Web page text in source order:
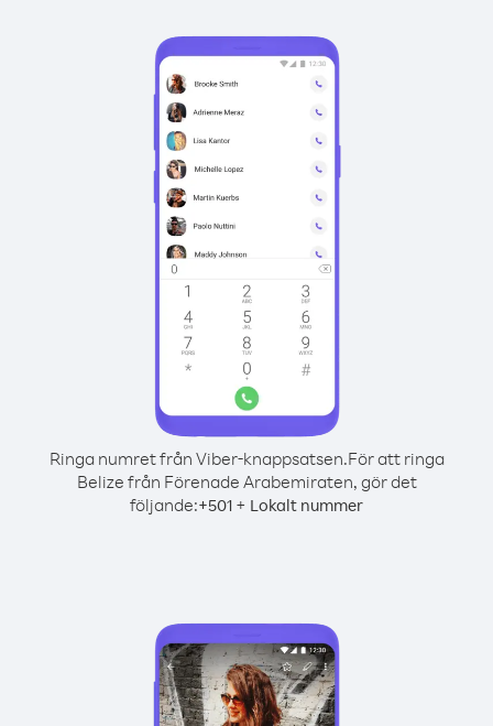
Ringa numret från Viber-knappsatsen.För att ringa
Belize från Förenade Arabemiraten, gör det
följande:+501 + Lokalt nummer